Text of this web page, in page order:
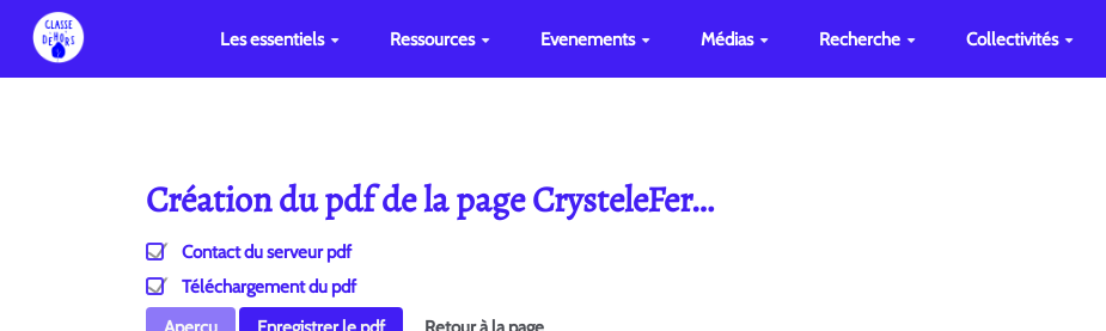
Les essentiels Ressources Evenements Médias Recherche Collectivités
Création du pdf de la page CrysteleFer…
Contact du serveur pdf
Téléchargement du pdf